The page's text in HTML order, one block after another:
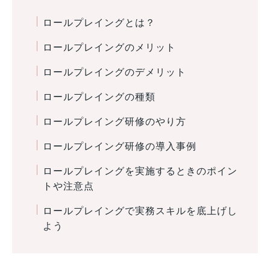
ロールプレイングとは？
ロールプレイングのメリット
ロールプレイングのデメリット
ロールプレイングの種類
ロールプレイング研修のやり方
ロールプレイング研修の導入事例
ロールプレイングを実施するときのポイン
トや注意点
ロールプレイングで実務スキルを底上げし
よう